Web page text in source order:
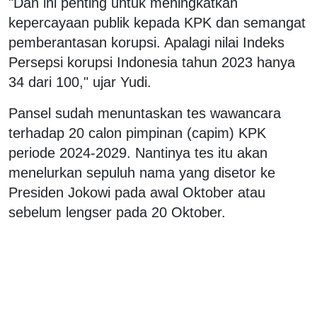
kepercayaan publik kepada KPK dan semangat
pemberantasan korupsi. Apalagi nilai Indeks
Persepsi korupsi Indonesia tahun 2023 hanya
34 dari 100," ujar Yudi.
Pansel sudah menuntaskan tes wawancara
terhadap 20 calon pimpinan (capim) KPK
periode 2024-2029. Nantinya tes itu akan
menelurkan sepuluh nama yang disetor ke
Presiden Jokowi pada awal Oktober atau
sebelum lengser pada 20 Oktober.